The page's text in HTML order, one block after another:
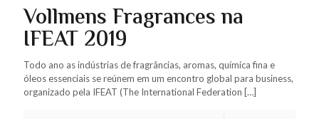
Vollmens Fragrances na
IFEAT 2019
Todo ano as indústrias de fragrâncias, aromas, química fina e
óleos essenciais se reúnem em um encontro global para business,
organizado pela IFEAT (The International Federation […]